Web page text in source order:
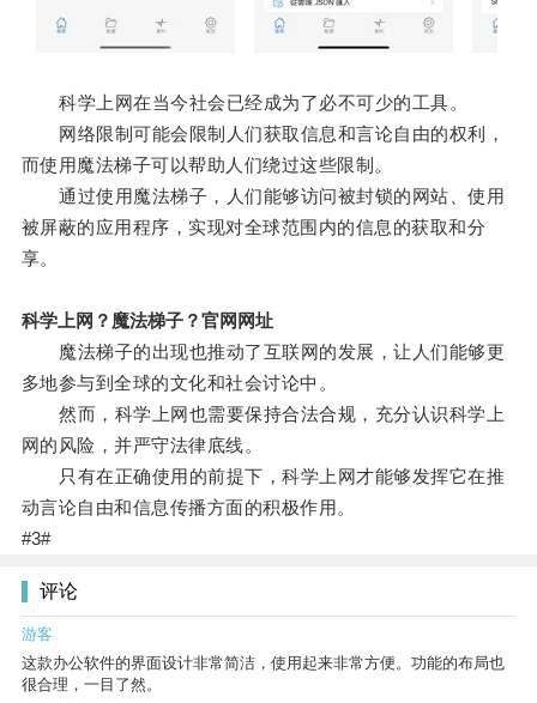
科学上网在当今社会已经成为了必不可少的工具。
网络限制可能会限制人们获取信息和言论自由的权利，
而使用魔法梯子可以帮助人们绕过这些限制。
通过使用魔法梯子，人们能够访问被封锁的网站、使用
被屏蔽的应用程序，实现对全球范围内的信息的获取和分
享。
科学上网？魔法梯子？官网网址
魔法梯子的出现也推动了互联网的发展，让人们能够更
多地参与到全球的文化和社会讨论中。
然而，科学上网也需要保持合法合规，充分认识科学上
网的风险，并严守法律底线。
只有在正确使用的前提下，科学上网才能够发挥它在推
动言论自由和信息传播方面的积极作用。
#3#
评论
游客
这款办公软件的界面设计非常简洁，使用起来非常方便。功能的布局也
很合理，一目了然。